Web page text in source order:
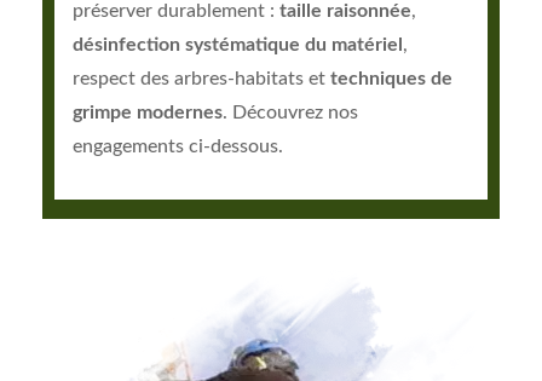
préserver durablement : taille raisonnée,
désinfection systématique du matériel ,
respect des arbres-habitats et techniques de
grimpe modernes. Découvrez nos
engagements ci-dessous.